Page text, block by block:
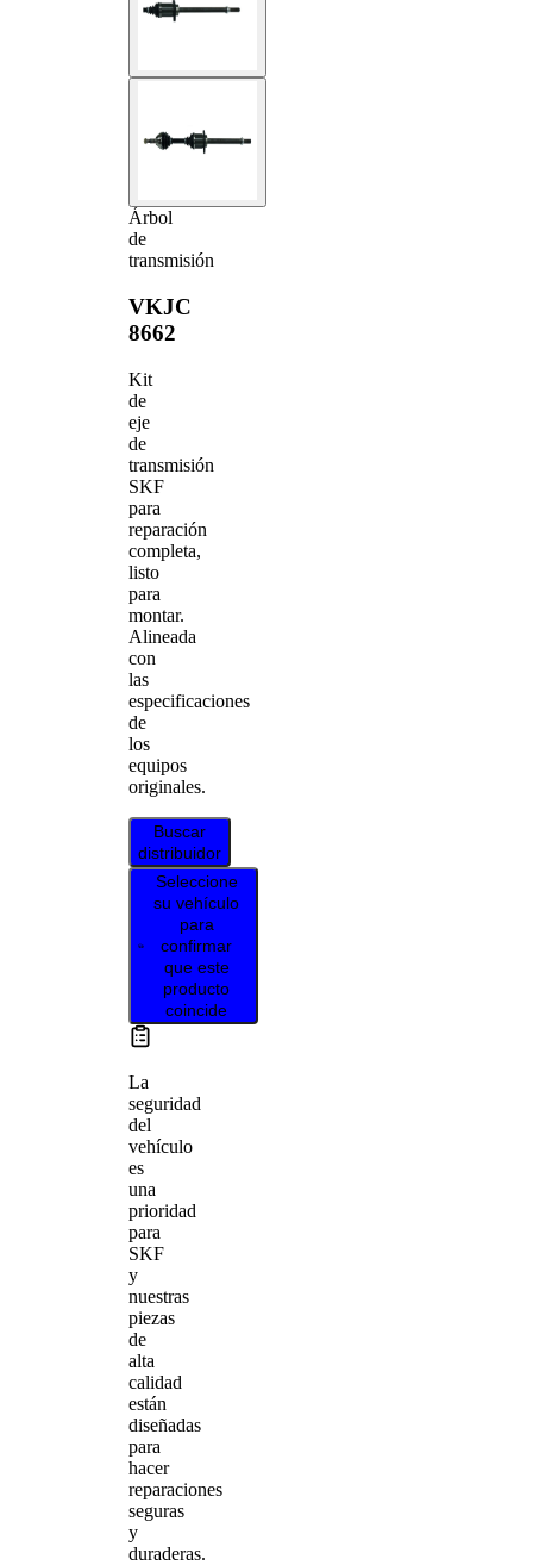
Árbol
de
transmisión
VKJC
8662
Kit
de
eje
de
transmisión
SKF
para
reparación
completa,
listo
para
montar.
Alineada
con
las
especificaciones
de
los
equipos
originales.
Buscar
distribuidor
Seleccione
su vehículo
para
confirmar
que este
producto
coincide
La
seguridad
del
vehículo
es
una
prioridad
para
SKF
y
nuestras
piezas
de
alta
calidad
están
diseñadas
para
hacer
reparaciones
seguras
y
duraderas.